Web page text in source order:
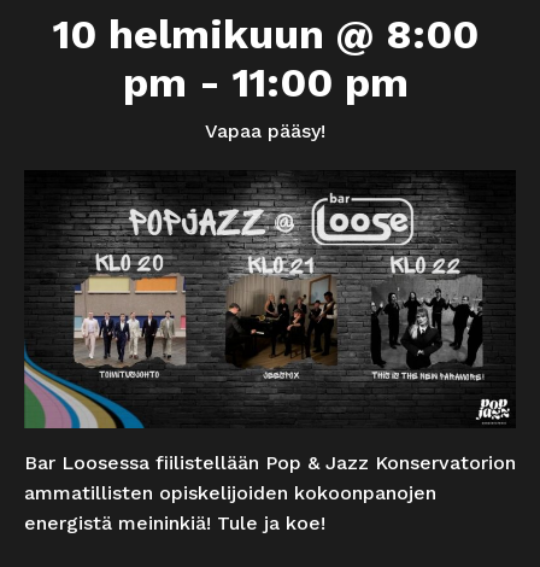
10 helmikuun @ 8:00
pm - 11:00 pm
Vapaa pääsy!
Bar Loosessa fiilistellään Pop & Jazz Konservatorion
ammatillisten opiskelijoiden kokoonpanojen
energistä meininkiä! Tule ja koe!